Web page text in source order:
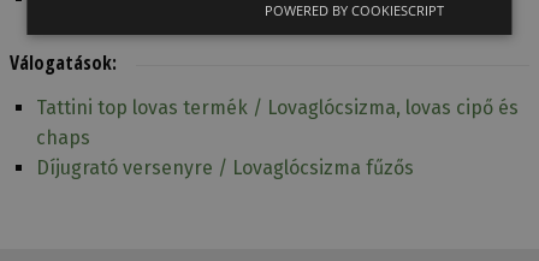
Válogatások:
Tattini top lovas termék / Lovaglócsizma, lovas cipő és
chaps
Díjugrató versenyre / Lovaglócsizma fűzős
POWERED BY COOKIESCRIPT